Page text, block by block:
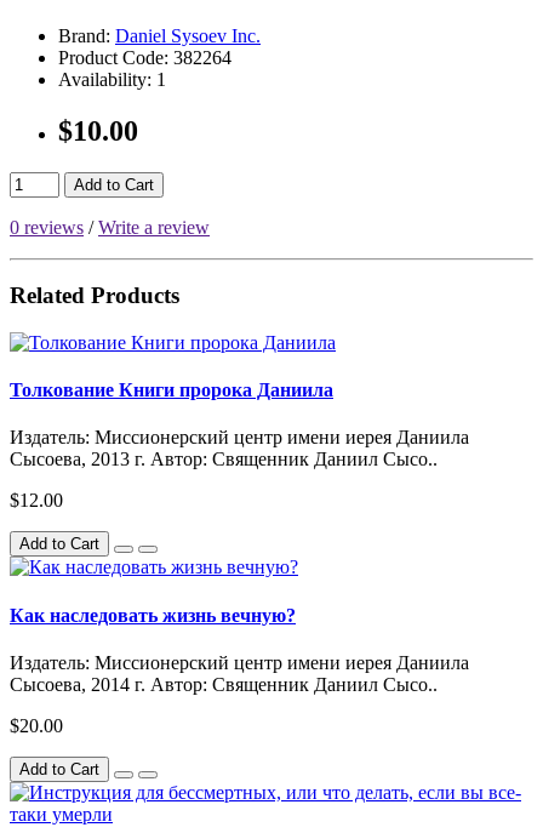
Brand: Daniel Sysoev Inc.
Product Code: 382264
Availability: 1
$10.00
Add to Cart
0 reviews /Write a review
Related Products
Толкование Книги пророка Даниила
Издатель: Миссионерский центр имени иерея Даниила
Сысоева, 2013 г. Автор: Священник Даниил Сысо..
$12.00
Add to Cart
Как наследовать жизнь вечную?
Издатель: Миссионерский центр имени иерея Даниила
Сысоева, 2014 г. Автор: Священник Даниил Сысо..
$20.00
Add to Cart